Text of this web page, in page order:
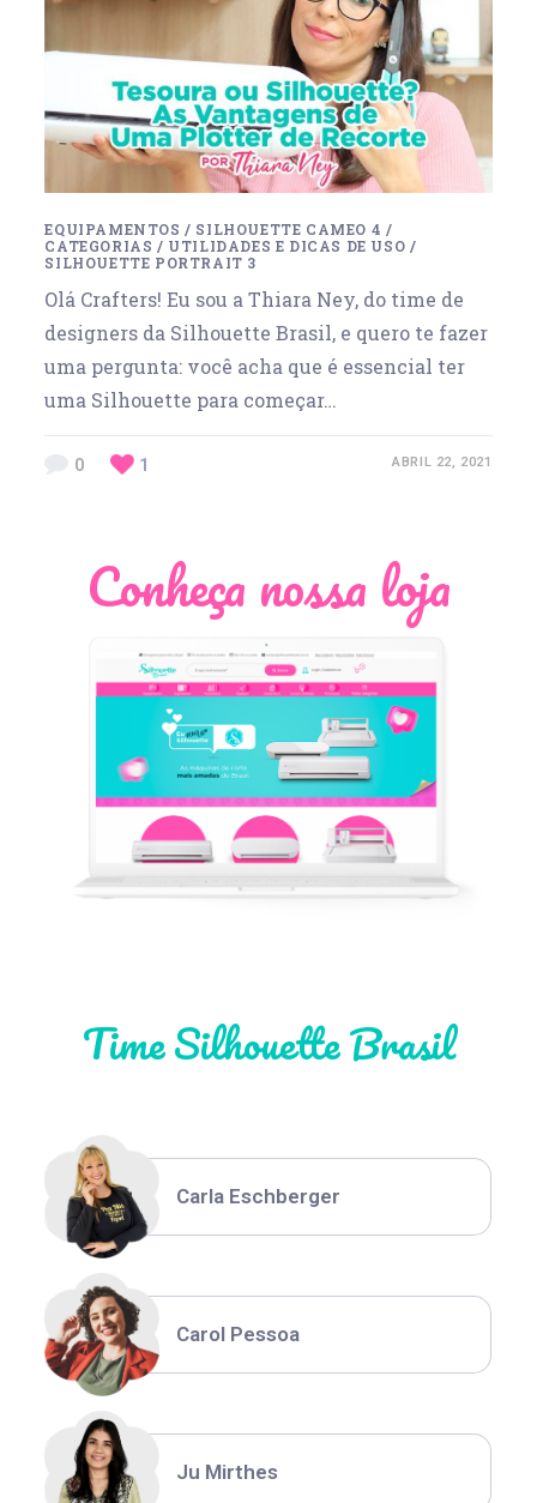
EQUIPAMENTOS / SILHOUETTE CAMEO 4 /
CATEGORIAS / UTILIDADES E DICAS DE USO /
SILHOUETTE PORTRAIT 3
Olá Crafters! Eu sou a Thiara Ney, do time de
designers da Silhouette Brasil, e quero te fazer
uma pergunta: você acha que é essencial ter
uma Silhouette para começar…
0 1 ABRIL 22, 2021
Conheça nossa loja
Time Silhouette Brasil
Léia Pastori
Thiara Ney
Carla Eschberger
Carol Pessoa
Ju Mirthes